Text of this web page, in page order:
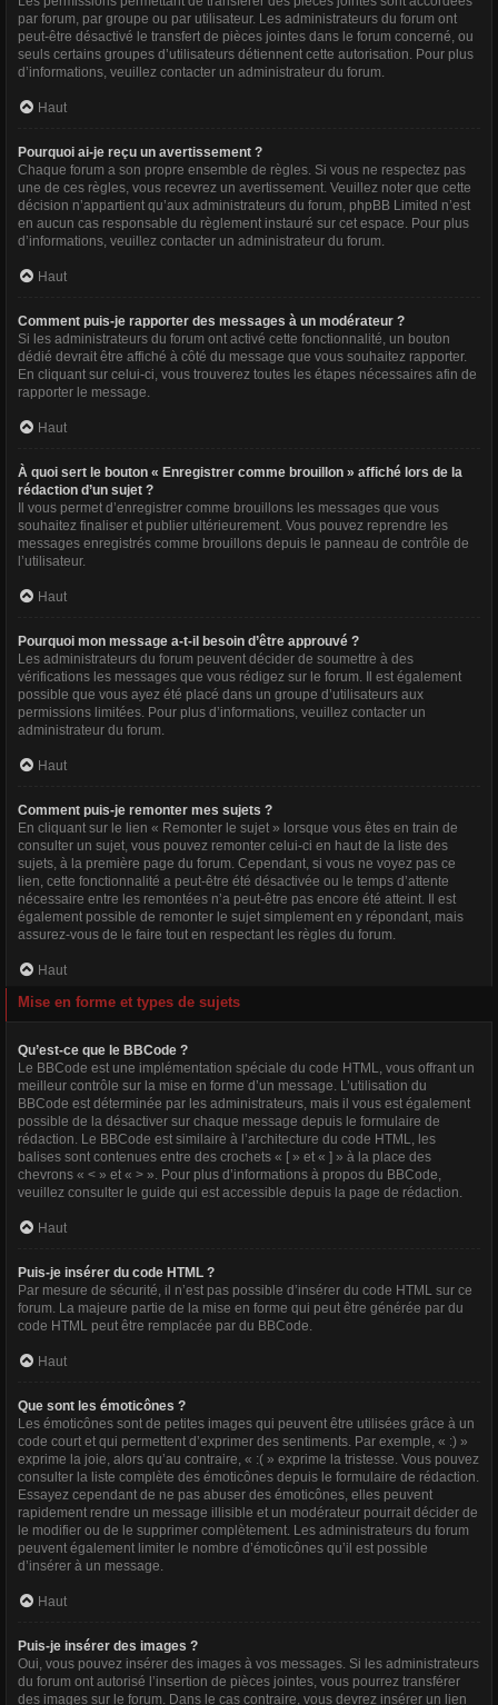
par forum, par groupe ou par utilisateur. Les administrateurs du forum ont
peut-être désactivé le transfert de pièces jointes dans le forum concerné, ou
seuls certains groupes d’utilisateurs détiennent cette autorisation. Pour plus
d’informations, veuillez contacter un administrateur du forum.
Haut
Pourquoi ai-je reçu un avertissement ?
Chaque forum a son propre ensemble de règles. Si vous ne respectez pas
une de ces règles, vous recevrez un avertissement. Veuillez noter que cette
décision n’appartient qu’aux administrateurs du forum, phpBB Limited n’est
en aucun cas responsable du règlement instauré sur cet espace. Pour plus
d’informations, veuillez contacter un administrateur du forum.
Haut
Comment puis-je rapporter des messages à un modérateur ?
Si les administrateurs du forum ont activé cette fonctionnalité, un bouton
dédié devrait être affiché à côté du message que vous souhaitez rapporter.
En cliquant sur celui-ci, vous trouverez toutes les étapes nécessaires afin de
rapporter le message.
Haut
À quoi sert le bouton « Enregistrer comme brouillon » affiché lors de la
rédaction d’un sujet ?
Il vous permet d’enregistrer comme brouillons les messages que vous
souhaitez finaliser et publier ultérieurement. Vous pouvez reprendre les
messages enregistrés comme brouillons depuis le panneau de contrôle de
l’utilisateur.
Haut
Pourquoi mon message a-t-il besoin d’être approuvé ?
Les administrateurs du forum peuvent décider de soumettre à des
vérifications les messages que vous rédigez sur le forum. Il est également
possible que vous ayez été placé dans un groupe d’utilisateurs aux
permissions limitées. Pour plus d’informations, veuillez contacter un
administrateur du forum.
Haut
Comment puis-je remonter mes sujets ?
En cliquant sur le lien « Remonter le sujet » lorsque vous êtes en train de
consulter un sujet, vous pouvez remonter celui-ci en haut de la liste des
sujets, à la première page du forum. Cependant, si vous ne voyez pas ce
lien, cette fonctionnalité a peut-être été désactivée ou le temps d’attente
nécessaire entre les remontées n’a peut-être pas encore été atteint. Il est
également possible de remonter le sujet simplement en y répondant, mais
assurez-vous de le faire tout en respectant les règles du forum.
Haut
Mise en forme et types de sujets
Qu’est-ce que le BBCode ?
Le BBCode est une implémentation spéciale du code HTML, vous offrant un
meilleur contrôle sur la mise en forme d’un message. L’utilisation du
BBCode est déterminée par les administrateurs, mais il vous est également
possible de la désactiver sur chaque message depuis le formulaire de
rédaction. Le BBCode est similaire à l’architecture du code HTML, les
balises sont contenues entre des crochets « [ » et « ] » à la place des
chevrons « < » et « > ». Pour plus d’informations à propos du BBCode,
veuillez consulter le guide qui est accessible depuis la page de rédaction.
Haut
Puis-je insérer du code HTML ?
Par mesure de sécurité, il n’est pas possible d’insérer du code HTML sur ce
forum. La majeure partie de la mise en forme qui peut être générée par du
code HTML peut être remplacée par du BBCode.
Haut
Que sont les émoticônes ?
Les émoticônes sont de petites images qui peuvent être utilisées grâce à un
code court et qui permettent d’exprimer des sentiments. Par exemple, « :) »
exprime la joie, alors qu’au contraire, « :( » exprime la tristesse. Vous pouvez
consulter la liste complète des émoticônes depuis le formulaire de rédaction.
Essayez cependant de ne pas abuser des émoticônes, elles peuvent
rapidement rendre un message illisible et un modérateur pourrait décider de
le modifier ou de le supprimer complètement. Les administrateurs du forum
peuvent également limiter le nombre d’émoticônes qu’il est possible
d’insérer à un message.
Haut
Puis-je insérer des images ?
Oui, vous pouvez insérer des images à vos messages. Si les administrateurs
du forum ont autorisé l’insertion de pièces jointes, vous pourrez transférer
des images sur le forum. Dans le cas contraire, vous devrez insérer un lien